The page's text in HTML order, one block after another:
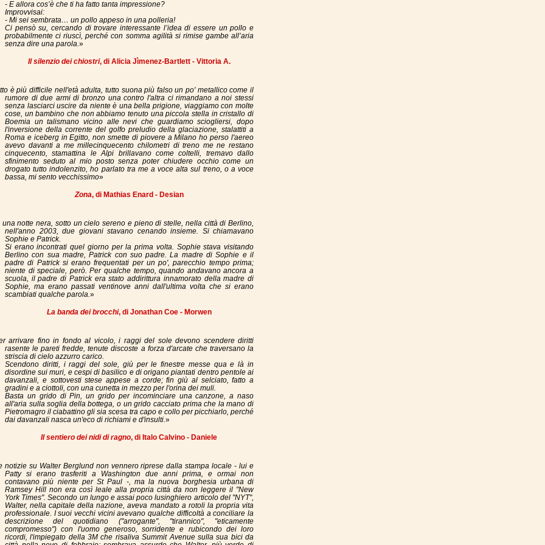
- E allora cos’è che ti ha fatto tanta impressione?
Improvvisai:
- Mi sei sembrata… un pollo appeso in una polleria!
Ci pensò su, cercando di trovare interessante l’idea di essere un pollo e
probabilmente ci riuscì, perché con somma agilità si rimise gambe all’aria
senza dire una parola.»
Il silenzio dei chiostri, di Alicia Jìmenez-Bartlett - Vittoria A.
è più difficile nell'età adulta, tutto suona più falso un po' metallico come il
rumore di due armi di bronzo una contro l'altra ci rimandano a noi stessi
senza lasciarci uscire da niente è una bella prigione, viaggiamo con molte
cose, un bambino che non abbiamo tenuto una piccola stella in cristallo di
Boemia un talismano vicino alle nevi che guardiamo sciogliersi, dopo
l'inversione della corrente del golfo preludio della glaciazione, stalattiti a
Roma e iceberg in Egitto, non smette di piovere a Milano ho perso l'aereo
avevo davanti a me millecinquecento chilometri di treno me ne restano
cinquecento, stamattina le Alpi brillavano come coltelli, tremavo dallo
sfinimento seduto al mio posto senza poter chiudere occhio come un
drogato tutto indolenzito, ho parlato tra me a voce alta sul treno, o a voce
bassa, mi sento vecchissimo»
Zona, di Mathias Enard - Desian
una notte nera, sotto un cielo sereno e pieno di stelle, nella città di Berlino,
nell'anno 2003, due giovani stavano cenando insieme. Si chiamavano
Sophie e Patrick.
Si erano incontrati quel giorno per la prima volta. Sophie stava visitando
Berlino con sua madre, Patrick con suo padre. La madre di Sophie e il
padre di Patrick si erano frequentati per un po', parecchio tempo prima;
niente di speciale, però. Per qualche tempo, quando andavano ancora a
scuola, il padre di Patrick era stato addirittura innamorato della madre di
Sophie, ma erano passati ventinove anni dall'ultima volta che si erano
scambiati qualche parola.»
La banda dei brocchi, di Jonathan Coe - Morwen
arrivare fino in fondo al vicolo, i raggi del sole devono scendere diritti
rasente le pareti fredde, tenute discoste a forza d'arcate che traversano la
striscia di cielo azzurro carico.
Scendono diritti, i raggi del sole, giù per le finestre messe qua e là in
disordine sui muri, e cespi di basilico e di origano piantati dentro pentole ai
davanzali, e sottovesti stese appese a corde; fin giù al selciato, fatto a
gradini e a ciottoli, con una cunetta in mezzo per l'orina dei muli.
Basta un grido di Pin, un grido per incominciare una canzone, a naso
all'aria sulla soglia della bottega, o un grido cacciato prima che la mano di
Pietromagro il ciabattino gli sia scesa tra capo e collo per picchiarlo, perché
dai davanzali nasca un'eco di richiami e d'insulti.»
Il sentiero dei nidi di ragno, di Italo Calvino - Daniele
notizie su Walter Berglund non vennero riprese dalla stampa locale - lui e
Patty si erano trasferiti a Washington due anni prima, e ormai non
contavano più niente per St Paul -, ma la nuova borghesia urbana di
Ramsey Hill non era così leale alla propria città da non leggere il "New
York Times". Secondo un lungo e assai poco lusinghiero articolo del "NYT",
Walter, nella capitale della nazione, aveva mandato a rotoli la propria vita
professionale. I suoi vecchi vicini avevano qualche difficoltà a conciliare la
descrizione del quotidiano ("arrogante", "tirannico", "eticamente
compromesso") con l'uomo generoso, sorridente e rubicondo dei loro
ricordi, l'impiegato della 3M che risaliva Summit Avenue sulla sua bici da